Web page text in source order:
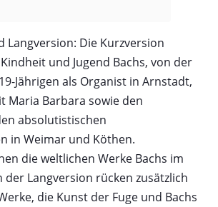
Langversion: Die Kurzversion
und Jugend Bachs, von der
Jährigen als Organist in Arnstadt,
Maria Barbara sowie den
absolutistischen
in Weimar und Köthen.
die weltlichen Werke Bachs im
Langversion rücken zusätzlich
die Kunst der Fuge und Bachs